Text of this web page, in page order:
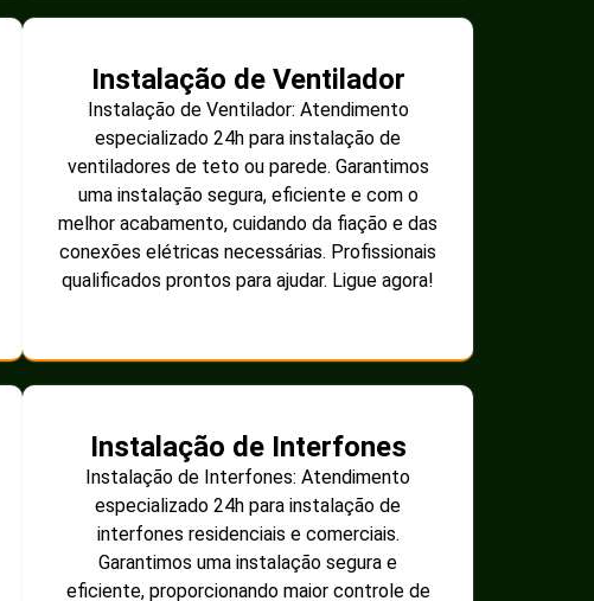
Instalação de Ventilador
Instalação de Ventilador: Atendimento
especializado 24h para instalação de
ventiladores de teto ou parede. Garantimos
uma instalação segura, eficiente e com o
melhor acabamento, cuidando da fiação e das
conexões elétricas necessárias. Profissionais
qualificados prontos para ajudar. Ligue agora!
Instalação de Interfones
Instalação de Interfones: Atendimento
especializado 24h para instalação de
interfones residenciais e comerciais.
Garantimos uma instalação segura e
eficiente, proporcionando maior controle de